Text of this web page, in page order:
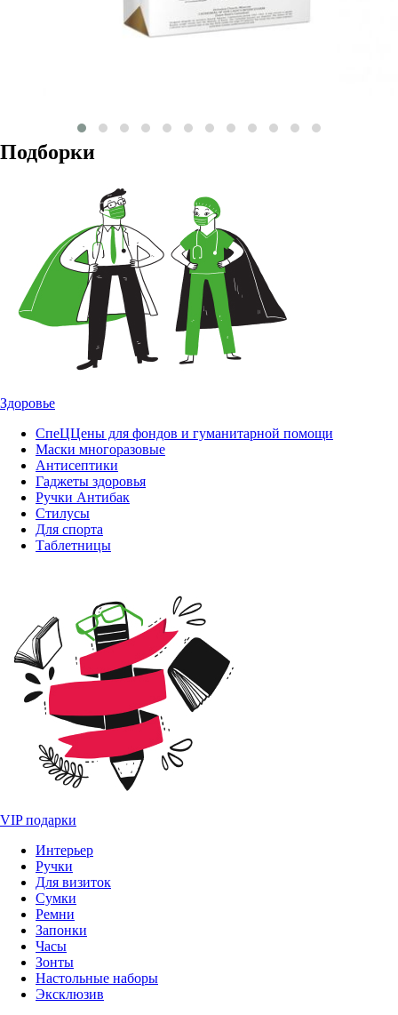
Подборки
Здоровье
СпеЦЦены для фондов и гуманитарной помощи
Маски многоразовые
Антисептики
Гаджеты здоровья
Ручки Антибак
Стилусы
Для спорта
Таблетницы
VIP подарки
Интерьер
Ручки
Для визиток
Сумки
Ремни
Запонки
Часы
Зонты
Настольные наборы
Эксклюзив